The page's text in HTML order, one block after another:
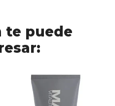
te puede